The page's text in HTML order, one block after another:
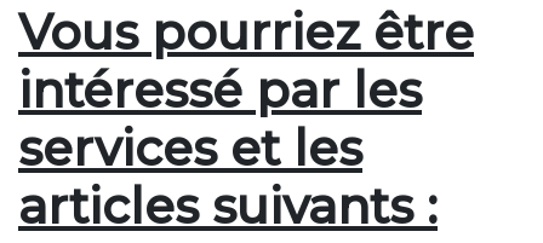
Vous pourriez être
intéressé par les
services et les
articles suivants :